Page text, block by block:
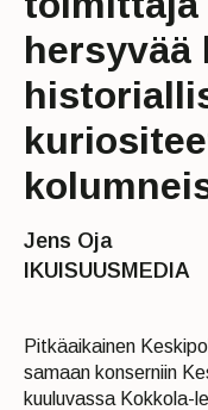
hersyvää
Jens Oja
IKUISUUSMEDIA
Pitkäaikainen
samaan konserniin
kuuluvassa Kokkola-